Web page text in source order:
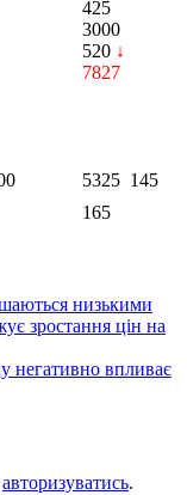
425
3000
520 ↓
7827
5325 145
165
низькими
зростання цін на
негативно впливає
авторизуватись.